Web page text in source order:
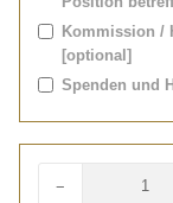
Kommission /
[optional]
Spenden und
−